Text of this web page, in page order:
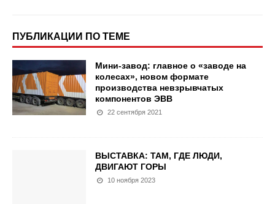
ПУБЛИКАЦИИ ПО ТЕМЕ
Мини-завод: главное о «заводе на
колесах», новом формате
производства невзрывчатых
компонентов ЭВВ
22 сентября 2021
ВЫСТАВКА: ТАМ, ГДЕ ЛЮДИ,
ДВИГАЮТ ГОРЫ
10 ноября 2023